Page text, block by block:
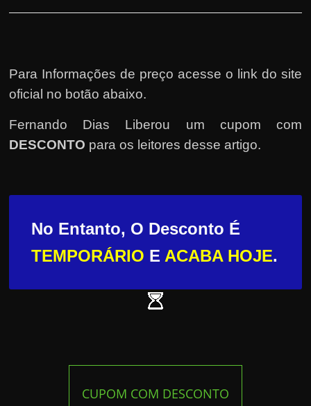
Para Informações de preço acesse o link do site
oficial no botão abaixo.
Fernando Dias Liberou um cupom com
DESCONTO para os leitores desse artigo.
No Entanto, O Desconto É
TEMPORÁRIO E ACABA HOJE.
CUPOM COM DESCONTO